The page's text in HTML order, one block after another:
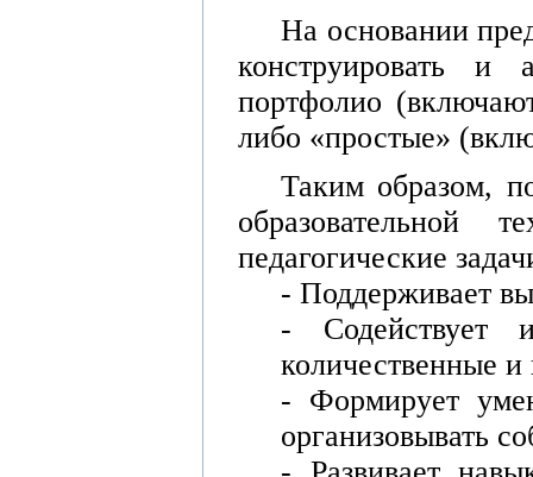
На основании
конструировать и
портфолио
либо «простые»
Таким образом,
образовательной
педагогические
- Поддерживает
- Содействует
количественные
- Формирует
организовывать